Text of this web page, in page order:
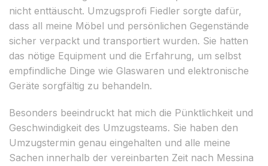
nicht enttäuscht. Umzugsprofi Fiedler sorgte dafür,
dass all meine Möbel und persönlichen Gegenstände
sicher verpackt und transportiert wurden. Sie hatten
das nötige Equipment und die Erfahrung, um selbst
empfindliche Dinge wie Glaswaren und elektronische
Geräte sorgfältig zu behandeln.
Besonders beeindruckt hat mich die Pünktlichkeit und
Geschwindigkeit des Umzugsteams. Sie haben den
Umzugstermin genau eingehalten und alle meine
Sachen innerhalb der vereinbarten Zeit nach Messina